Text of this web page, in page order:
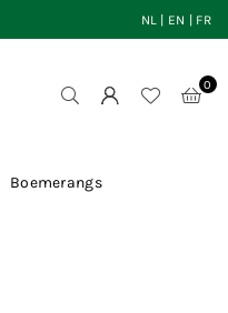
NL | EN | FR
0
Boemerangs